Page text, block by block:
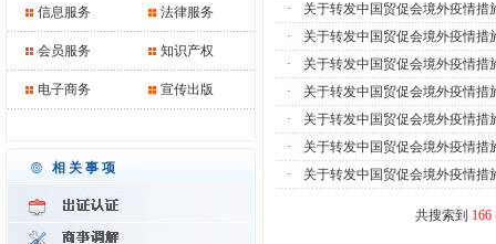
信息服务 法律服务
会员服务 知识产权
电子商务 宣传出版
相关事项
·
关于转发中国贸促会境外疫情
·
关于转发中国贸促会境外疫情
·
关于转发中国贸促会境外疫情
·
关于转发中国贸促会境外疫情
·
关于转发中国贸促会境外疫情
·
关于转发中国贸促会境外疫情
·
关于转发中国贸促会境外疫情
共搜索到 166